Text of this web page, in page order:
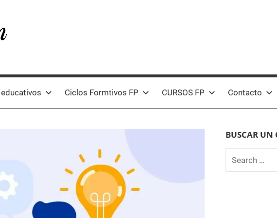
Ciclos Formtivos FP CURSOS FP Contacto
BUSCAR UN
Search
for: